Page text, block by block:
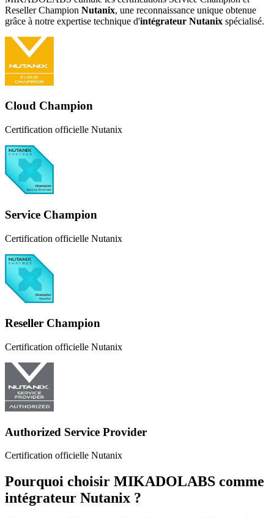
Reseller Champion Nutanix, une reconnaissance unique obtenue
grâce à notre expertise technique d'intégrateur Nutanix spécialisé.
Cloud Champion
Certification officielle Nutanix
Service Champion
Certification officielle Nutanix
Reseller Champion
Certification officielle Nutanix
Authorized Service Provider
Certification officielle Nutanix
Pourquoi choisir MIKADOLABS comme
intégrateur Nutanix ?